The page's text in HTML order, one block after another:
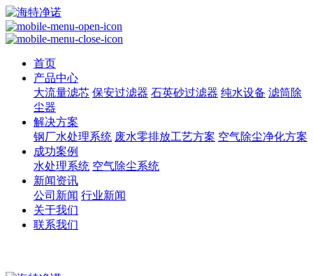
首页
产品中心
大流量滤芯 保安过滤器 石英砂过滤器 纯水设备 滤筒除
尘器
解决方案
钢厂水处理系统 废水零排放工艺方案 空气除尘净化方案
成功案例
水处理系统 空气除尘系统
新闻资讯
公司新闻 行业新闻
关于我们
联系我们